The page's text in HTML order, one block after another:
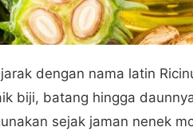
dengan nama latin
biji, batang hingga
sejak jaman nenek